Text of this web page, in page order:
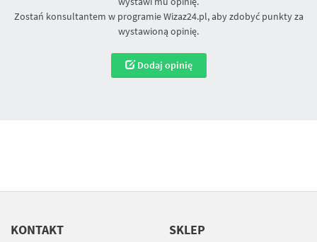
Zostań konsultantem w programie Wizaz24.pl, aby zdobyć punkty za
wystawioną opinię.
Dodaj opinię
KONTAKT SKLEP